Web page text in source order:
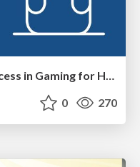
Groundhog Day: Seeking Process in Gaming for Health
0 270